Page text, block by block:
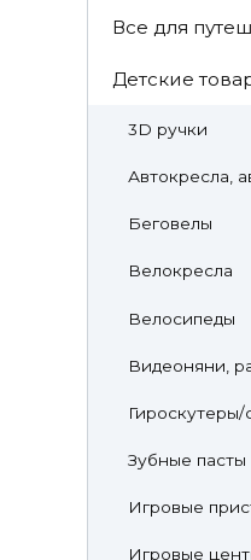
Все для
Детские
3D ручки
Автокресла,
Беговелы
Велокресла
Велосипеды
Видеоняни,
Гироскутеры/
Зубные пасты
Игровые
Игровые